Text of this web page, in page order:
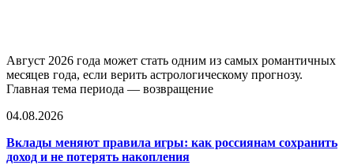
Август 2026 года может стать одним из самых романтичных
месяцев года, если верить астрологическому прогнозу.
Главная тема периода — возвращение
04.08.2026
Вклады меняют правила игры: как россиянам сохранить
доход и не потерять накопления